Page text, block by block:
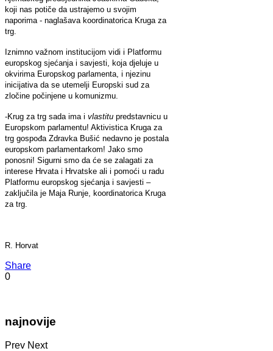
koji nas potiče da ustrajemo u svojim
naporima - naglašava koordinatorica Kruga za
trg.
Iznimno važnom institucijom vidi i Platformu
europskog sjećanja i savjesti, koja djeluje u
okvirima Europskog parlamenta, i njezinu
inicijativa da se utemelji Europski sud za
zločine počinjene u komunizmu.
-Krug za trg sada ima i vlastitu predstavnicu u
Europskom parlamentu! Aktivistica Kruga za
trg gospođa Zdravka Bušić nedavno je postala
europskom parlamentarkom! Jako smo
ponosni! Sigurni smo da će se zalagati za
interese Hrvata i Hrvatske ali i pomoći u radu
Platformu europskog sjećanja i savjesti –
zaključila je Maja Runje, koordinatorica Kruga
za trg.
R. Horvat
Share
0
najnovije
Prev Next